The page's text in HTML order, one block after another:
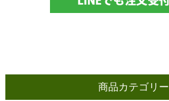
商品カテゴリー